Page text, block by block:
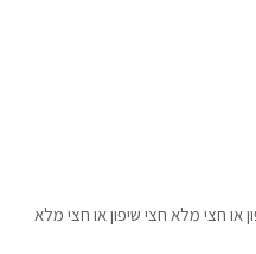
קמח שיפון או חצי מלא חצי שיפון או חצי מלא